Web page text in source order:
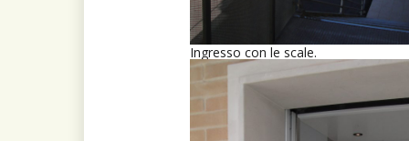
Ingresso con le scale.